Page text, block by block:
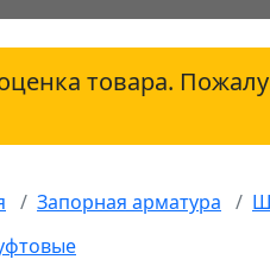
товара.
Запорная арматура